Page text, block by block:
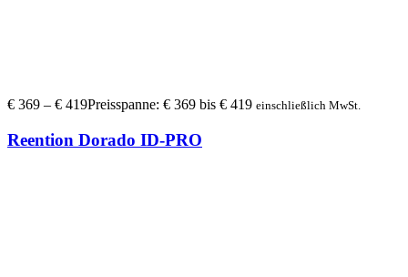
€ 369 – € 419Preisspanne: € 369 bis € 419 einschließlich MwSt.
Reention Dorado ID-PRO